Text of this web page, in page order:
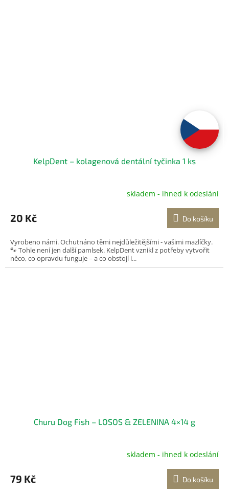
KelpDent – kolagenová dentální tyčinka 1 ks
skladem - ihned k odeslání
20 Kč Do košíku
Vyrobeno námi. Ochutnáno těmi nejdůležitějšími - vašimi mazlíčky.
🐾 Tohle není jen další pamlsek. KelpDent vznikl z potřeby vytvořit
něco, co opravdu funguje – a co obstojí i...
Churu Dog Fish – LOSOS & ZELENINA 4×14 g
skladem - ihned k odeslání
79 Kč Do košíku